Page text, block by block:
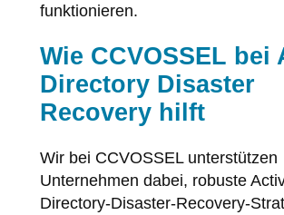
funktionieren.
Wie CCVOSSEL bei
Directory Disaster
Recovery hilft
Wir bei CCVOSSEL unterstützen
Unternehmen dabei, robuste
Directory-Disaster-Recovery-